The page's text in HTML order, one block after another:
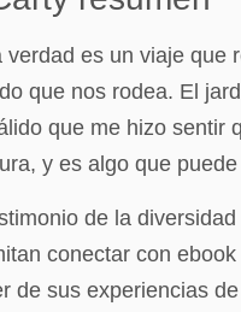
verdad es un viaje
que nos rodea. El
que me hizo sentir
y es algo que
de la
conectar con
de sus experiencias